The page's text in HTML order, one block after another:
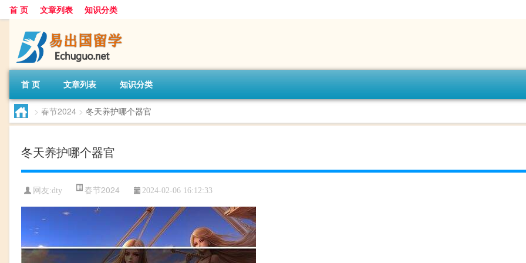
首 页 文章列表 知识分类
首 页 文章列表 知识分类
> 春节2024 > 冬天养护哪个器官
冬天养护哪个器官
网友:dty 春节2024 2024-02-06 16:12:33